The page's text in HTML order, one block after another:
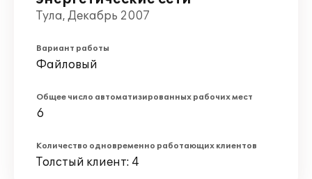
Тула, Декабрь 2007
Вариант работы
Файловый
Общее число автоматизированных рабочих мест
6
Количество одновременно работающих клиентов
Толстый клиент: 4